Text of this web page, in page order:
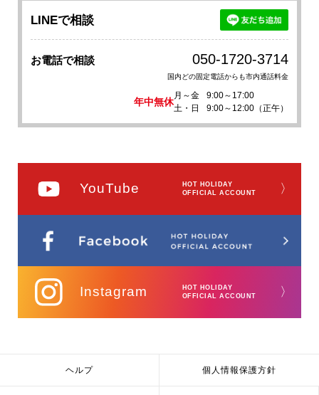
LINEで相談
お電話で相談 050-1720-3714
国内どの固定電話からも市内通話料金
年中無休
月～金
9:00～17:00
土・日
9:00～12:00（正午）
YouTube
HOT HOLIDAY
OFFICIAL ACCOUNT
〉
Instagram
HOT HOLIDAY
OFFICIAL ACCOUNT
〉
ヘルプ 個人情報保護方針